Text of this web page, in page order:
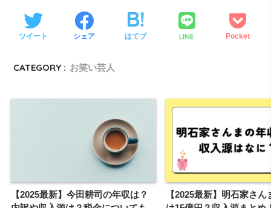
ツイート シェア はてブ LINE Pocket
CATEGORY : お笑い芸人
【2025最新】今田耕司の年収は？
【2025最新】明石家さん